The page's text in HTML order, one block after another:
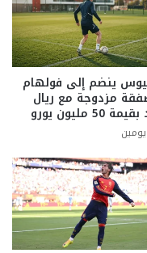
ينضم إلى فولهام
مزدوجة مع ريال
مليون يورو